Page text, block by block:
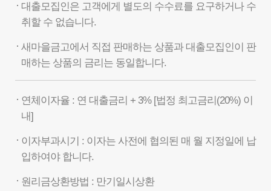
대출모집인은 고객에게 별도의 수수료를 요구하거나 수
취할 수 없습니다.
새마을금고에서 직접 판매하는 상품과 대출모집인이 판
매하는 상품의 금리는 동일합니다.
연체이자율 : 연 대출금리 + 3% [법정 최고금리(20%) 이
내]
이자부과시기 : 이자는 사전에 협의된 매 월 지정일에 납
입하여야 합니다.
원리금상환방법 : 만기일시상환